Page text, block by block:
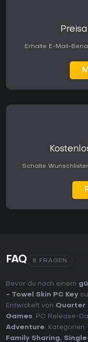
Erhalte E-Mail-
Schalte
FAQ 8 FRAGEN
Bevor du nach einem
- Towel Skin PC Key
Entwickelt von Quarter
Games. PC Release-
Adventure. Kategorien:
Family Sharing,